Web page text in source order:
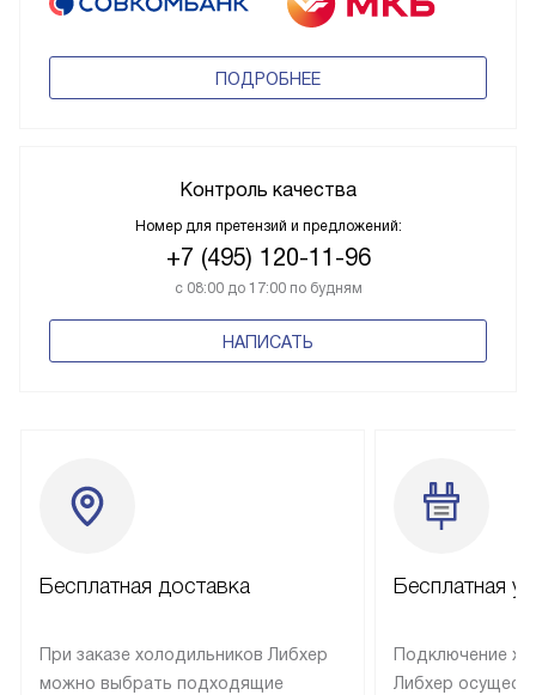
ПОДРОБНЕЕ
Контроль качества
Номер для претензий и предложений:
+7 (495) 120-11-96
с 08:00 до 17:00 по будням
НАПИСАТЬ
Бесплатная доставка
При заказе холодильников Либхер
можно выбрать подходящие
Бесплатная
Подключение
Либхер